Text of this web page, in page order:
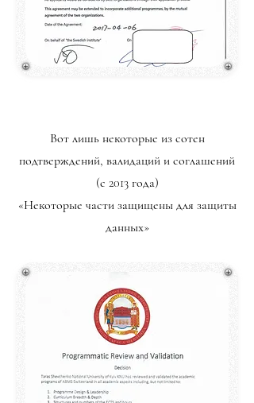
Вот лишь некоторые из сотен
подтверждений, валидаций и соглашений
(с 2013 года)
«Некоторые части защищены для защиты
данных»